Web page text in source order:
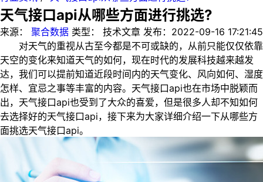
天气接口api从哪些方面进行挑选?
来源： 聚合数据 类型： 技术文章 发布： 2022-09-16 17:21:45
对天气的重视从古至今都是不可或缺的，从前只能仅仅依靠
天空的变化来知道天气的如何，现在时代的发展科技越来越发
达，我们可以提前知道近段时间内的天气变化、风向如何、湿度
怎样、宜忌之事等丰富的内容。天气接口api也在市场中脱颖而
出，天气接口api也受到了大众的喜爱，但是很多人却不知如何
去选择好的天气接口api，接下来为大家详细介绍一下从哪些方
面挑选天气接口api。